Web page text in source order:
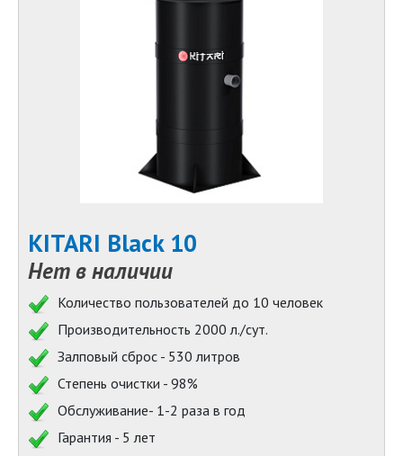
KITARI Black 10
Нет в наличии
Количество пользователей до 10 человек
Производительность 2000 л./сут.
Залповый сброс - 530 литров
Степень очистки - 98%
Обслуживание- 1-2 раза в год
Гарантия - 5 лет